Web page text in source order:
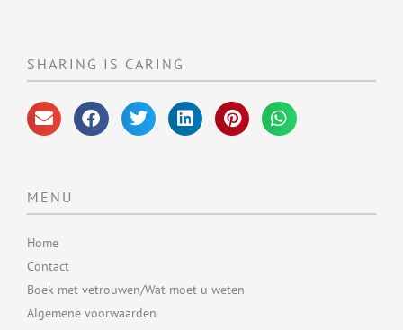
SHARING IS CARING
MENU
Home
Contact
Boek met vetrouwen/Wat moet u weten
Algemene voorwaarden